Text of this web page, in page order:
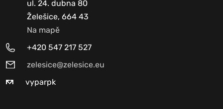
ul. 24. dubna 80
Želešice, 664 43
Na mapě
+420 547 217 527
zelesice@zelesice.eu
vyparpk